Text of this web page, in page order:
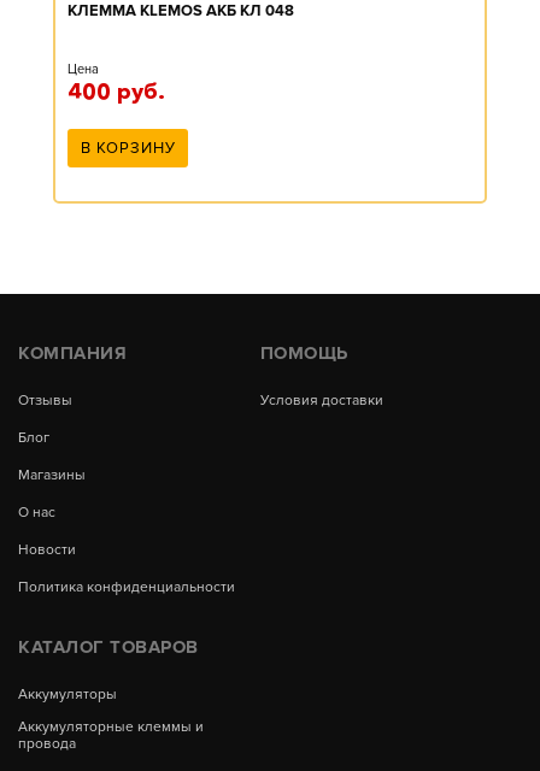
КЛЕММА KLEMOS АКБ КЛ 048
Цена
400 руб.
В КОРЗИНУ
КОМПАНИЯ
Отзывы
Блог
Магазины
О нас
Новости
Политика конфиденциальности
ПОМОЩЬ
Условия доставки
КАТАЛОГ ТОВАРОВ
Аккумуляторы
Аккумуляторные клеммы и
провода